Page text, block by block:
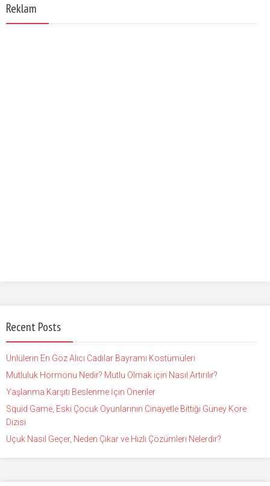
Reklam
Recent Posts
Ünlülerin En Göz Alıcı Cadılar Bayramı Kostümüleri
Mutluluk Hormonu Nedir? Mutlu Olmak için Nasıl Artırılır?
Yaşlanma Karşıtı Beslenme İçin Öneriler
Squid Game, Eski Çocuk Oyunlarının Cinayetle Bittiği Güney Kore
Dizisi
Uçuk Nasıl Geçer, Neden Çıkar ve Hızlı Çözümleri Nelerdir?